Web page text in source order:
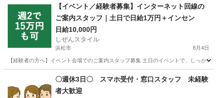
【イベント／経験者募集】インターネット回線の
ご案内スタッフ｜土日で日給1万円＋インセン
日給10,000円
しぜんスタイル
浜松市 8月4日
【経験者の方へ】イベント会場でのご案内スタッフ募集 土日のイベントで、しっか
家電量販店 スタッフ
〇週休3日〇 スマホ受付・窓口スタッフ 未経験
者大歓迎